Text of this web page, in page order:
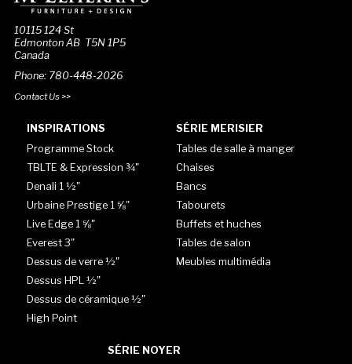
10115 124 St
Edmonton AB T5N 1P5
Canada
Phone: 780-448-2026
Contact Us >>
INSPIRATIONS
Programme Stock
TBLTE & Expression ¾"
Denali 1 ½"
Urbaine Prestige 1 ⅝"
Live Edge 1 ⅝"
Everest 3"
Dessus de verre ½"
Dessus HPL ½"
Dessus de céramique ½"
High Point
SÉRIE MERISIER
Tables de salle à manger
Chaises
Bancs
Tabourets
Buffets et huches
Tables de salon
Meubles multimédia
SÉRIE NOYER